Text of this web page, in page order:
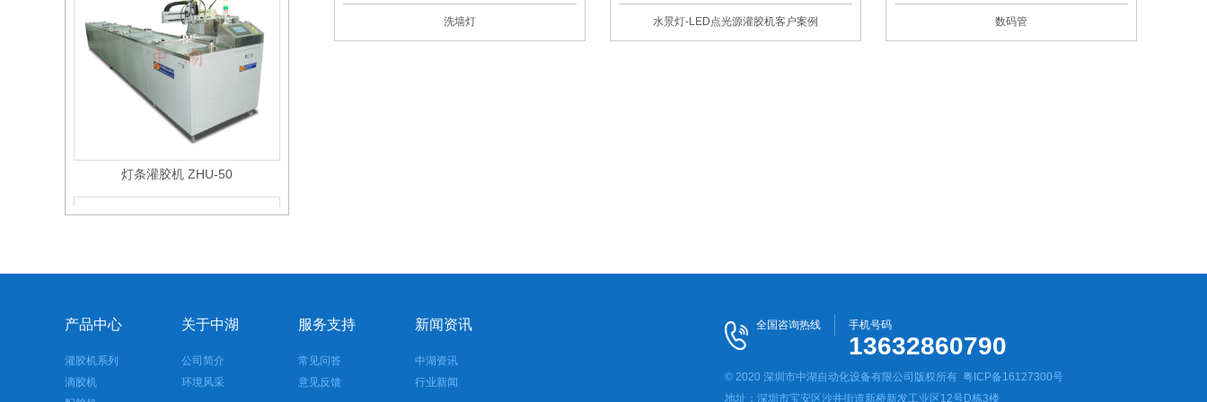
灯条灌胶机 ZHU-50
洗墙灯 水景灯-LED点光源灌胶机客户案例 数码管
产品中心
灌胶机系列
滴胶机
关于中湖
公司简介
环境风采
服务支持
常见问答
意见反馈
新闻资讯
中湖资讯
行业新闻
全国咨询热线 手机号码
13632860790
© 2020 深圳市中湖自动化设备有限公司版权所有 粤ICP备16127300号
地址：深圳市宝安区沙井街道新桥新发工业区12号D栋3楼